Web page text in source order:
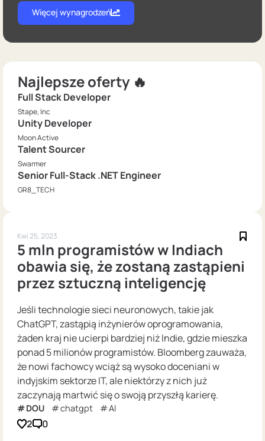
Więcej wynagrodzeń
Najlepsze oferty 🔥
Full Stack Developer
Stape, Inc
Unity Developer
Moon Active
Talent Sourcer
Swarmer
Senior Full-Stack .NET Engineer
GR8_TECH
Kwi 25, 2023
5 mln programistów w Indiach
obawia się, że zostaną zastąpieni
przez sztuczną inteligencję
Jeśli technologie sieci neuronowych, takie jak
ChatGPT, zastąpią inżynierów oprogramowania,
żaden kraj nie ucierpi bardziej niż Indie, gdzie mieszka
ponad 5 milionów programistów. Bloomberg zauważa,
że nowi fachowcy wciąż są wysoko doceniani w
indyjskim sektorze IT, ale niektórzy z nich już
zaczynają martwić się o swoją przyszłą karierę.
DOU chatgpt AI
2 0